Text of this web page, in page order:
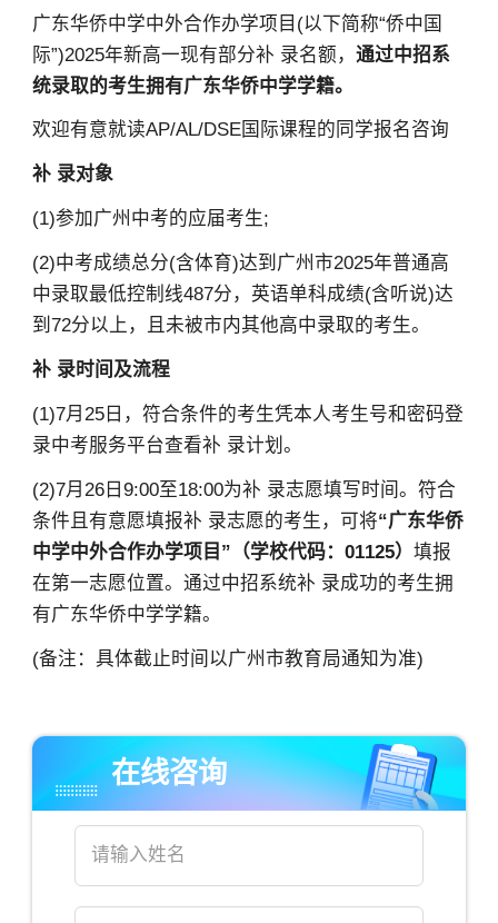
广东华侨中学中外合作办学项目(以下简称“侨中国
际”)2025年新高一现有部分补 录名额， 通过中招系
统录取的考生拥有广东华侨中学学籍。
欢迎有意就读AP/AL/DSE国际课程的同学报名咨询
补 录对象
(1)参加广州中考的应届考生;
(2)中考成绩总分(含体育)达到广州市2025年普通高
中录取最低控制线487分，英语单科成绩(含听说)达
到72分以上，且未被市内其他高中录取的考生。
补 录时间及流程
(1)7月25日，符合条件的考生凭本人考生号和密码登
录中考服务平台查看补 录计划。
(2)7月26日9:00至18:00为补 录志愿填写时间。符合
条件且有意愿填报补 录志愿的考生，可将“广东华侨
中学中外合作办学项目” （学校代码：01125） 填报
在第一志愿位置。通过中招系统补 录成功的考生拥
有广东华侨中学学籍。
(备注：具体截止时间以广州市教育局通知为准)
在线咨询